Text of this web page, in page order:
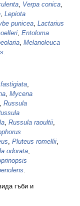
, Verpa conica,
, Lepiota
punicea, Lactarius
, Entoloma
, Melanoleuca
.
,
, Mycena
, Russula
, Russula raoultii,
, Pluteus romellii,
odorata,
.
гъби и